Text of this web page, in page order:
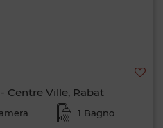
Centre Ville, Rabat
1 Bagno